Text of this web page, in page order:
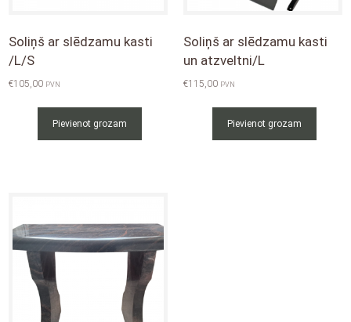
Soliņš ar slēdzamu kasti
/L/S
€105,00 PVN
Pievienot grozam
Soliņš ar slēdzamu kasti
un atzveltni/L
€115,00 PVN
Pievienot grozam